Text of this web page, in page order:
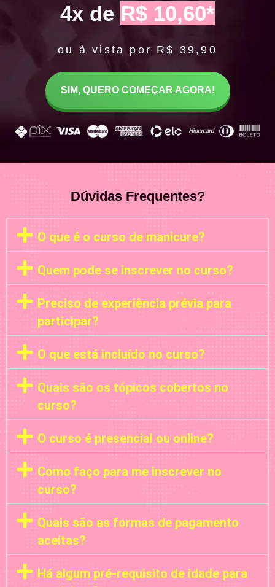
4x de R$ 10,60*
ou à vista por R$ 39,90
SIM, QUERO COMEÇAR AGORA!
Dúvidas Frequentes?
O que é o curso de manicure?
Quem pode se inscrever no curso?
Preciso de experiência prévia para
participar?
O que está incluído no curso?
Quais são os tópicos cobertos no
curso?
O curso é presencial ou online?
Como faço para me inscrever no
curso?
Quais são as formas de pagamento
aceitas?
Há algum pré-requisito de idade para